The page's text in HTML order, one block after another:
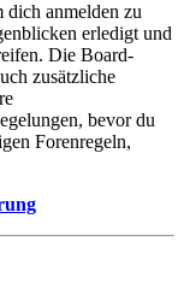
dich anmelden zu
erledigt und
Die Board-
zusätzliche
bevor du
Forenregeln,